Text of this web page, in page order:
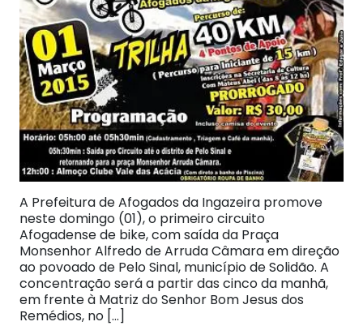
A Prefeitura de Afogados da Ingazeira promove
neste domingo (01), o primeiro circuito
Afogadense de bike, com saída da Praça
Monsenhor Alfredo de Arruda Câmara em direção
ao povoado de Pelo Sinal, município de Solidão. A
concentração será a partir das cinco da manhã,
em frente à Matriz do Senhor Bom Jesus dos
Remédios, no […]